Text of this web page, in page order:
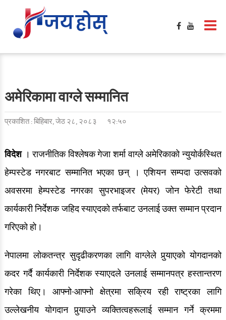
अमेरिकामा वाग्ले सम्मानित
प्रकाशित : बिहिबार, जेठ २८, २०८३ १२:५०
विदेश। राजनीतिक विश्लेषक गेजा शर्मा वाग्ले अमेरिकाको न्युयोर्कस्थित
हेम्पस्टेड नगरबाट सम्मानित भएका छन् । एशियन सम्पदा उत्सवको
अवसरमा हेम्पस्टेड नगरका सुपरभाइजर (मेयर) जोन फेरेटी तथा
कार्यकारी निर्देशक जहिद स्याएदको तर्फबाट उनलाई उक्त सम्मान प्रदान
गरिएको हो।
नेपालमा लोकतन्त्र सुदृढीकरणका लागि वाग्लेले पुर्‍याएको योगदानको
कदर गर्दै कार्यकारी निर्देशक स्याएदले उनलाई सम्मानपत्र हस्तान्तरण
गरेका थिए। आफ्नो-आफ्नो क्षेत्रमा सक्रिय रही राष्ट्रका लागि
उल्लेखनीय योगदान पुर्‍याउने व्यक्तित्वहरूलाई सम्मान गर्ने क्रममा